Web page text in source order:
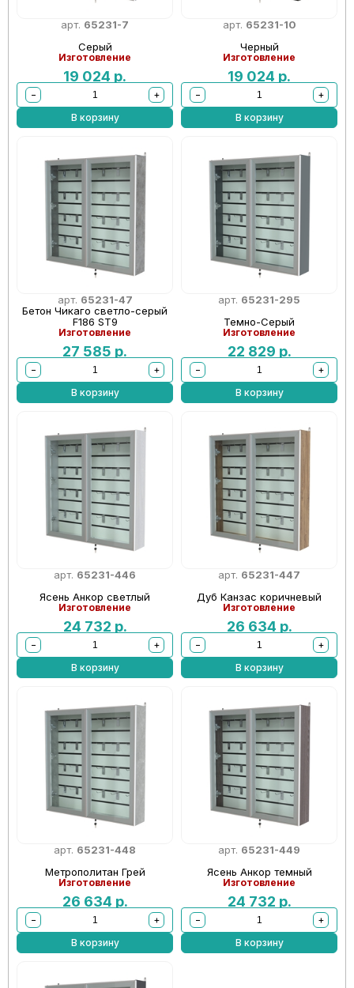
арт. 65231-7
Серый
Изготовление
19 024 р.
−
+
В корзину
арт. 65231-10
Черный
Изготовление
19 024 р.
−
+
В корзину
арт. 65231-47
Бетон Чикаго светло-серый
F186 ST9
Изготовление
27 585 р.
−
+
В корзину
арт. 65231-295
Темно-Серый
Изготовление
22 829 р.
−
+
В корзину
арт. 65231-446
Ясень Анкор светлый
Изготовление
24 732 р.
−
+
В корзину
арт. 65231-447
Дуб Канзас коричневый
Изготовление
26 634 р.
−
+
В корзину
арт. 65231-448
Метрополитан Грей
Изготовление
26 634 р.
−
+
В корзину
арт. 65231-449
Ясень Анкор темный
Изготовление
24 732 р.
−
+
В корзину